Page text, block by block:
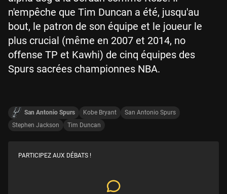
n'empêche que Tim Duncan a été, jusqu'au
bout, le patron de son équipe et le joueur le
plus crucial (même en 2007 et 2014, no
offense TP et Kawhi) de cinq équipes des
Spurs sacrées championnes NBA.
San Antonio Spurs Kobe Bryant
San Antonio Spurs
Stephen Jackson
Tim Duncan
PARTICIPEZ AUX DÉBATS !